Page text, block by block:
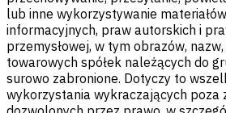
lub inne wykorzystywanie
informacyjnych, praw autorskich i
przemysłowej, w tym obrazów,
towarowych spółek należących do
surowo zabronione. Dotyczy to
wykorzystania wykraczających poza